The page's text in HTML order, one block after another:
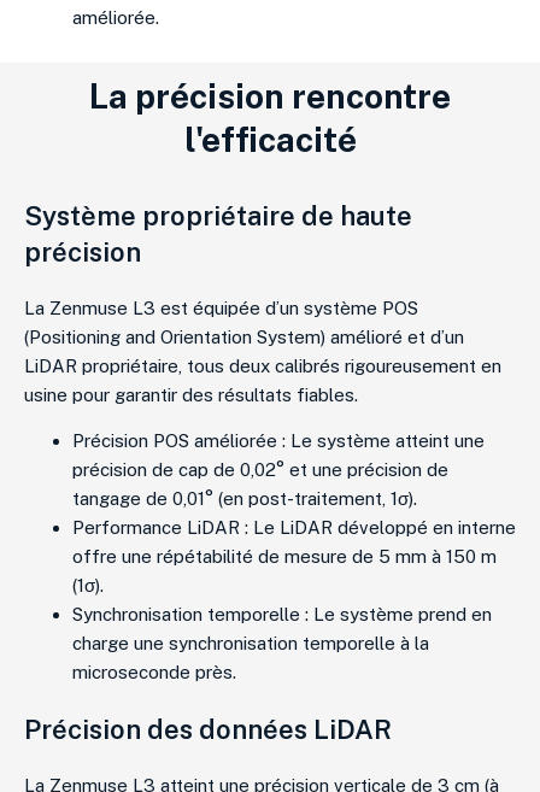
améliorée.
La précision rencontre
l'efficacité
Système propriétaire de haute
précision
La Zenmuse L3 est équipée d’un système POS
(Positioning and Orientation System) amélioré et d’un
LiDAR propriétaire, tous deux calibrés rigoureusement en
usine pour garantir des résultats fiables.
Précision POS améliorée : Le système atteint une
précision de cap de 0,02° et une précision de
tangage de 0,01° (en post-traitement, 1σ).
Performance LiDAR : Le LiDAR développé en interne
offre une répétabilité de mesure de 5 mm à 150 m
(1σ).
Synchronisation temporelle : Le système prend en
charge une synchronisation temporelle à la
microseconde près.
Précision des données LiDAR
La Zenmuse L3 atteint une précision verticale de 3 cm (à